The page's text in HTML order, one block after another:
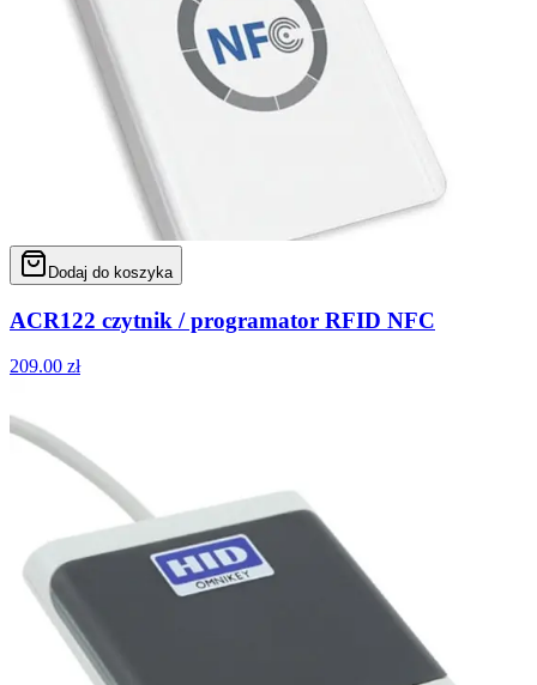
Dodaj do koszyka
ACR122 czytnik / programator RFID NFC
209.00 zł